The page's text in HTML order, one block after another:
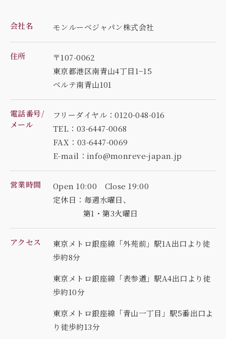
会社名 モンルーベジャパン株式会社
住所
〒107-0062
東京都港区南青山4丁目1−15
ベルテ南青山101
電話番号/
メール
フリーダイヤル：0120-048-016
TEL：03-6447-0068
FAX：03-6447-0069
E-mail：info@monreve-japan.jp
営業時間
Open 10:00 Close 19:00
定休日：毎週水曜日、
第1・第3火曜日
アクセス
東京メトロ銀座線「外苑前」駅1A出口より徒
歩約8分
東京メトロ銀座線「表参道」駅A4出口より徒
歩約10分
東京メトロ銀座線「青山一丁目」駅5番出口よ
り徒歩約13分